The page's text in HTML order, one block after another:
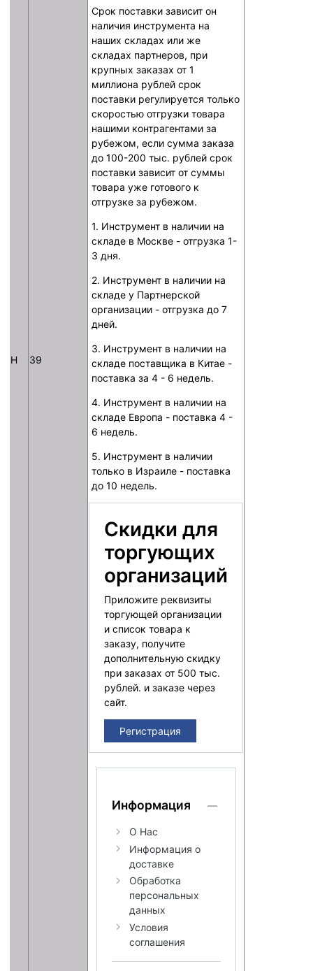
H 39
Срок поставки зависит он
наличия инструмента на
наших складах или же
складах партнеров, при
крупных заказах от 1
миллиона рублей срок
поставки регулируется только
скоростью отгрузки товара
нашими контрагентами за
рубежом, если сумма заказа
до 100-200 тыс. рублей срок
поставки зависит от суммы
товара уже готового к
отгрузке за рубежом.
1. Инструмент в наличии на
складе в Москве - отгрузка 1-
3 дня.
2. Инструмент в наличии на
складе у Партнерской
организации - отгрузка до 7
дней.
3. Инструмент в наличии на
складе поставщика в Китае -
поставка за 4 - 6 недель.
4. Инструмент в наличии на
складе Европа - поставка 4 -
6 недель.
5. Инструмент в наличии
только в Израиле - поставка
до 10 недель.
Скидки для
торгующих
организаций
Приложите реквизиты
торгующей организации
и список товара к
заказу, получите
дополнительную скидку
при заказах от 500 тыс.
рублей. и заказе через
сайт.
Регистрация
Информация
О Нас
Информация о
доставке
Обработка
персональных
данных
Условия
соглашения